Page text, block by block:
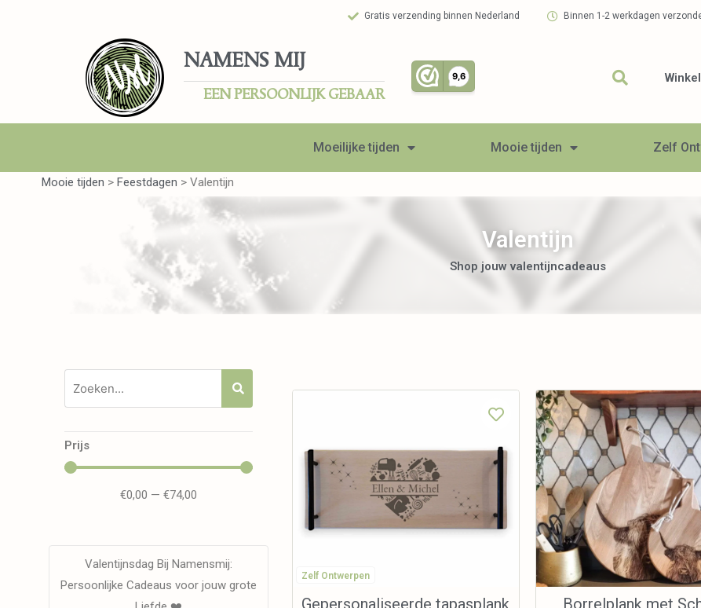
Gratis verzending binnen Nederland Binnen 1-2 werkdagen
NAMENS MIJ
EEN PERSOONLIJK GEBAAR
Winkel
Moeilijke tijden Mooie tijden Zelf
Mooie tijden > Feestdagen > Valentijn
Valentijn
Shop jouw valentijncadeaus
Prijs
€0,00 — €74,00
Valentijnsdag Bij Namensmij:
Persoonlijke Cadeaus voor jouw grote
Zelf Ontwerpen
Gepersonaliseerde tapasplank
Borrelplank met